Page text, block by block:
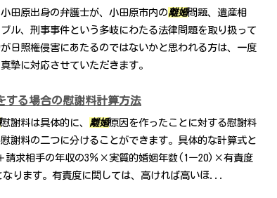
田原出身の弁護士が、小田原市内の離婚問題、遺産相
ル、刑事事件という多岐にわたる法律問題を取り扱って
日照権侵害にあたるのではないかと思われる方は、一度
摯に対応させていただきます。
する場合の慰謝料計算方法
慰謝料は具体的に、 離婚原因を作ったことに対する慰謝料
謝料の二つに分けることができます。具体的な計算式と
請求相手の年収の3％×実質的婚姻年数(1ー20)×有責度
ます。有責度に関しては、高ければ高いほ...